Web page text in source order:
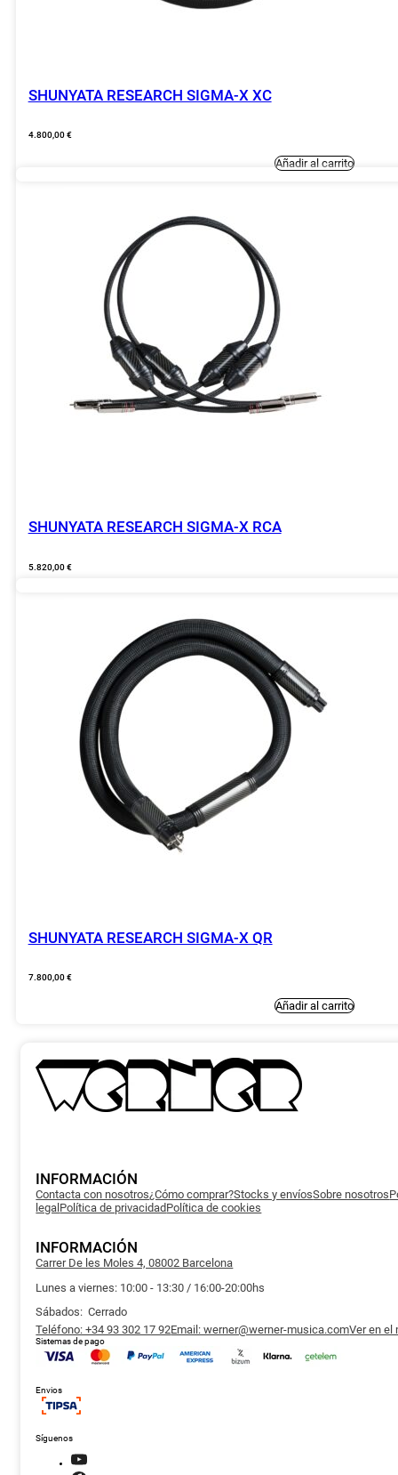
SHUNYATA RESEARCH SIGMA-X XC
4.800,00€
Añadir al carrito
SHUNYATA RESEARCH SIGMA-X RCA
5.820,00€
SHUNYATA RESEARCH SIGMA-X QR
7.800,00€
Añadir al carrito
INFORMACIÓN
Contacta con nosotros¿Cómo comprar?Stocks y envíosSobre nosotros
legal Política de privacidadPolítica de cookies
INFORMACIÓN
Carrer De les Moles 4, 08002 Barcelona
Lunes a viernes: 10:00 - 13:30 / 16:00-20:00hs
Sábados: Cerrado
Teléfono: +34 93 302 17 92Email: werner@werner-musica.comVer en el
Sistemas de pago
Envios
Síguenos